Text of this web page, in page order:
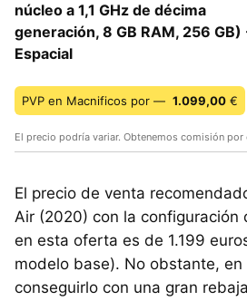
núcleo a 1,1 GHz de décima
generación, 8 GB RAM, 256 GB)
Espacial
PVP en Macnificos por — 1.099,00 €
El precio podría variar. Obtenemos comisión por
El precio de venta
Air (2020) con la configuración
en esta oferta es de 1.199
modelo base). No obstante,
conseguirlo con una gran